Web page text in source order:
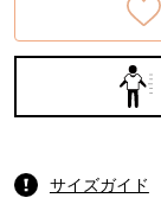
サイズガイド